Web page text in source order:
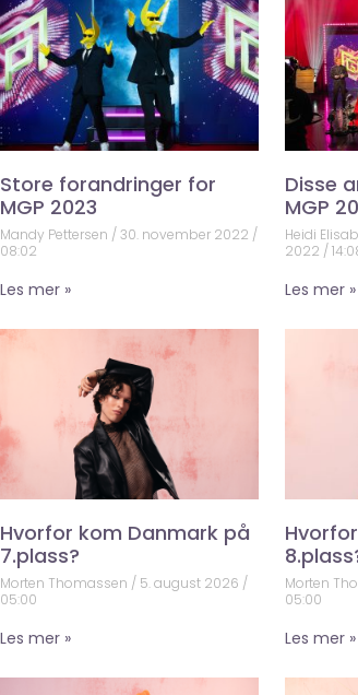
Store forandringer for
MGP 2023
Mandy Pettersen
30. november 2022
08:02
Les mer »
Disse
MGP
Heidi
2022
Les mer »
Hvorfor kom Danmark på
7.plass?
Morten Thomassen
5. august 2026
05:00
Les mer »
Morten
05:00
Les mer »